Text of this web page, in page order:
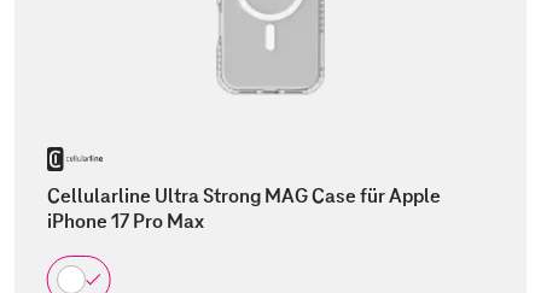
Cellularline Ultra Strong MAG Case für Apple
iPhone 17 Pro Max